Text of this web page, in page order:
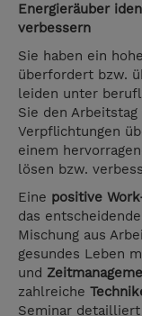
Energieräuber
verbessern
Sie haben ein
überfordert bzw.
leiden unter
Sie den
Verpflichtungen
einem
lösen bzw.
Eine positive
das
Mischung aus
gesundes Leben
und
zahlreiche
Seminar